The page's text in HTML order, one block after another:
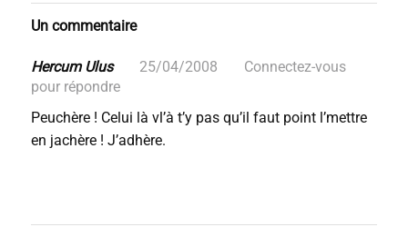
Un commentaire
Hercum Ulus 25/04/2008
Connectez-vous
pour répondre
Peuchère ! Celui là vl’à t’y pas qu’il faut point l’mettre
en jachère ! J’adhère.